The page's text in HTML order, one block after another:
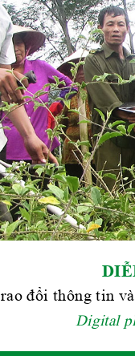
đổi thông tin
Digital